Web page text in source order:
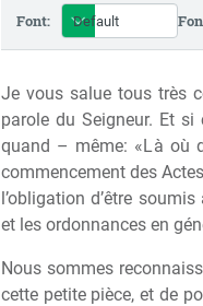
Font:
Je vous salue tous très
parole du Seigneur. Et
quand – même: «Là où
commencement des
l’obligation d’être soumis
et les ordonnances en
Nous sommes
cette petite pièce, et de